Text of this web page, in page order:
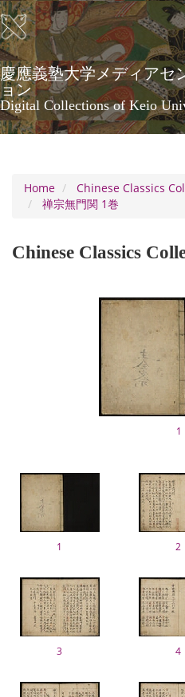
Skip
to
main
content
慶應義塾大学メディアセ
ョン
Digital Collections of Keio
Home
Chinese Classics
禅宗無門関 1巻
Chinese Classics
1
1 2
3 4